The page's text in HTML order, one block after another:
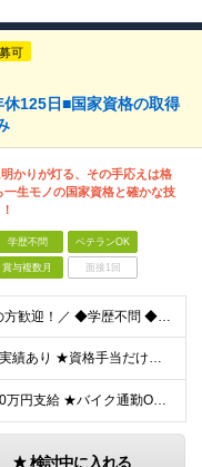
可
125日■国家資格の取得
かりが灯る、その手応えは格
一生モノの国家資格と確かな技
学歴不問 ベテランOK
賞与複数月 面接1回
＼職種・業界未経験の方歓迎！／ ◆学歴不問 ◆未経験OK ◆普通自動車免許をお持ちの方（AT限定可） ＜こんなあなたにピッタリ＞ ★手を動かす作業が好きな方 ★目に見えて残る仕事で大きな達成感を味わ
★賞与3ヶ月分の支給実績あり ★資格手当だけで月給+11万円の社員も！ ■月給28万円～+賞与年2回+資格手当 ※経験やスキルを考慮して決定いたします ※上記には固定残業代（45時間分／7万2,8
★引っ越し手当最大10万円支給 ★バイク通勤OK ★練馬勤務／練馬高野台駅付近 【東京営業所】 東京都練馬区谷原2-1-25 └2026年9月～自社ビルにて勤務していただきます ※移転前住所…東京
検討中に入れる